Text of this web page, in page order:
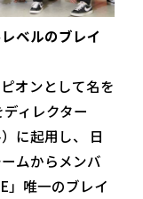
ベルのブレイ
オンとして名を
ィレクター
に起用し、 日
ムからメンバ
」唯一のブレイ